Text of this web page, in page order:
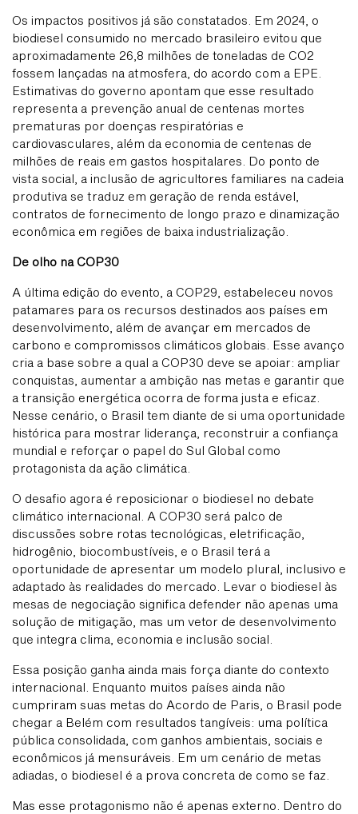
Os impactos positivos já são constatados. Em 2024, o
biodiesel consumido no mercado brasileiro evitou que
aproximadamente 26,8 milhões de toneladas de CO2
fossem lançadas na atmosfera, do acordo com a EPE.
Estimativas do governo apontam que esse resultado
representa a prevenção anual de centenas mortes
prematuras por doenças respiratórias e
cardiovasculares, além da economia de centenas de
milhões de reais em gastos hospitalares. Do ponto de
vista social, a inclusão de agricultores familiares na cadeia
produtiva se traduz em geração de renda estável,
contratos de fornecimento de longo prazo e dinamização
econômica em regiões de baixa industrialização.
De olho na COP30
A última edição do evento, a COP29, estabeleceu novos
patamares para os recursos destinados aos países em
desenvolvimento, além de avançar em mercados de
carbono e compromissos climáticos globais. Esse avanço
cria a base sobre a qual a COP30 deve se apoiar: ampliar
conquistas, aumentar a ambição nas metas e garantir que
a transição energética ocorra de forma justa e eficaz.
Nesse cenário, o Brasil tem diante de si uma oportunidade
histórica para mostrar liderança, reconstruir a confiança
mundial e reforçar o papel do Sul Global como
protagonista da ação climática.
O desafio agora é reposicionar o biodiesel no debate
climático internacional. A COP30 será palco de
discussões sobre rotas tecnológicas, eletrificação,
hidrogênio, biocombustíveis, e o Brasil terá a
oportunidade de apresentar um modelo plural, inclusivo e
adaptado às realidades do mercado. Levar o biodiesel às
mesas de negociação significa defender não apenas uma
solução de mitigação, mas um vetor de desenvolvimento
que integra clima, economia e inclusão social.
Essa posição ganha ainda mais força diante do contexto
internacional. Enquanto muitos países ainda não
cumpriram suas metas do Acordo de Paris, o Brasil pode
chegar a Belém com resultados tangíveis: uma política
pública consolidada, com ganhos ambientais, sociais e
econômicos já mensuráveis. Em um cenário de metas
adiadas, o biodiesel é a prova concreta de como se faz.
Mas esse protagonismo não é apenas externo. Dentro do